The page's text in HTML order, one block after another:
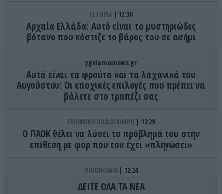
ΙΣΤΟΡΙΑ 12:30
Αρχαία Ελλάδα: Αυτό είναι το μυστηριώδες
βότανο που κόστιζε το βάρος του σε ασήμι
ygeiamasnews.gr
Αυτά είναι τα φρούτα και τα λαχανικά του
Αυγούστου: Οι εποχικές επιλογές που πρέπει να
βάλετε στο τραπέζι σας
ΕΛΛΗΝΙΚΟ ΠΟΔΟΣΦΑΙΡΟ 12:29
Ο ΠΑΟΚ θέλει να λύσει το πρόβλημά του στην
επίθεση με φορ που τον έχει «πληγώσει»
ΟΙΚΟΝΟΜΙΑ 12:24
Ηλεκτρική διασύνδεση Ελλάδας – Κύπρου: Στη
ΔΕΙΤΕ ΟΛΑ ΤΑ ΝΕΑ